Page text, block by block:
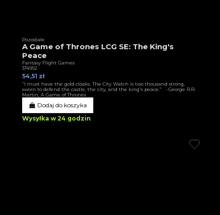
Pozostałe
A Game of Thrones LCG SE: The King's
Peace
Fantasy Flight Games
3T4992
54,51 zł
“I must have the gold cloaks. The City Watch is two thousand strong,
sworn to defend the castle, the city, and the king's peace.” –George R.R.
Martin, A Game of Thrones
Dodaj do koszyka
Wysyłka w 24 godzin